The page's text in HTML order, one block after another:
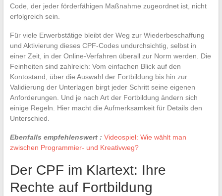
Code, der jeder förderfähigen Maßnahme zugeordnet ist, nicht
erfolgreich sein.
Für viele Erwerbstätige bleibt der Weg zur Wiederbeschaffung
und Aktivierung dieses CPF-Codes undurchsichtig, selbst in
einer Zeit, in der Online-Verfahren überall zur Norm werden. Die
Feinheiten sind zahlreich: Vom einfachen Blick auf den
Kontostand, über die Auswahl der Fortbildung bis hin zur
Validierung der Unterlagen birgt jeder Schritt seine eigenen
Anforderungen. Und je nach Art der Fortbildung ändern sich
einige Regeln. Hier macht die Aufmerksamkeit für Details den
Unterschied.
Ebenfalls empfehlenswert : Videospiel: Wie wählt man
zwischen Programmier- und Kreativweg?
Der CPF im Klartext: Ihre
Rechte auf Fortbildung